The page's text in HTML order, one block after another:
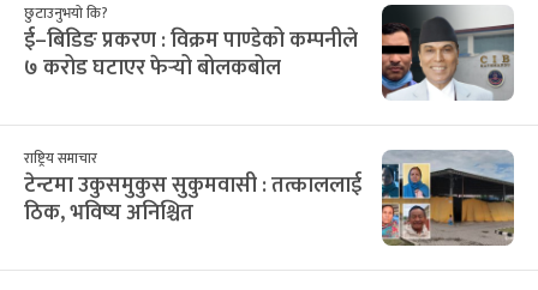
छुटाउनुभयो कि?
ई–बिडिङ प्रकरण : विक्रम पाण्डेको कम्पनीले
७ करोड घटाएर फेर्‍यो बोलकबोल
राष्ट्रिय समाचार
टेन्टमा उकुसमुकुस सुकुमवासी : तत्काललाई
ठिक, भविष्य अनिश्चित